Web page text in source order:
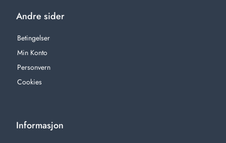
Andre sider
Betingelser
Min Konto
Personvern
Cookies
Informasjon